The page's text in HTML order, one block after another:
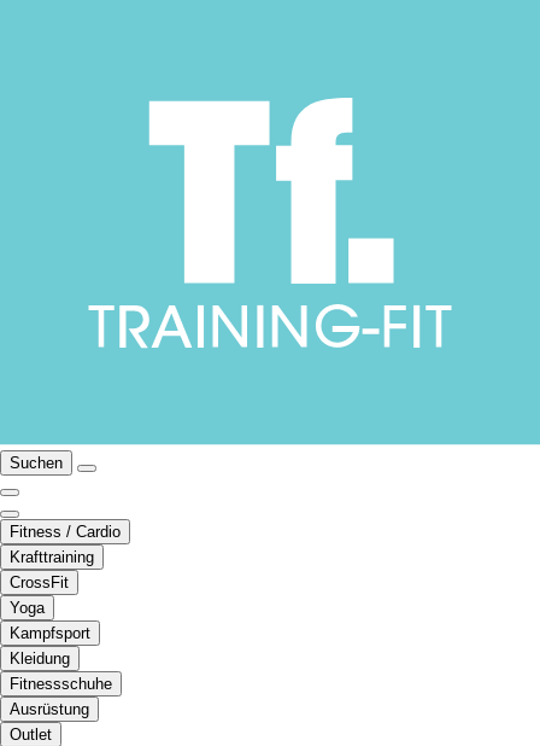
Suchen
Fitness / Cardio
Krafttraining
CrossFit
Yoga
Kampfsport
Kleidung
Fitnessschuhe
Ausrüstung
Outlet